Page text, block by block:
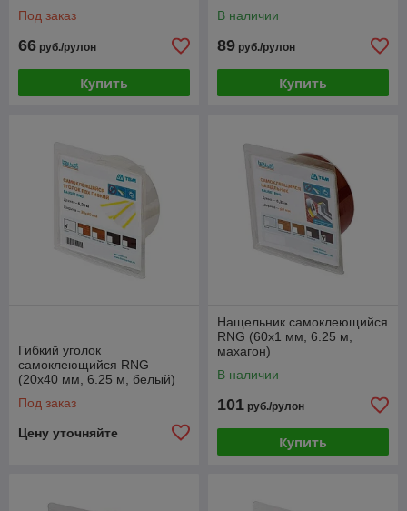
Под заказ
66 руб./рулон
Купить
В наличии
89 руб./рулон
Купить
Гибкий уголок
самоклеющийся RNG
(20х40 мм, 6.25 м, белый)
Под заказ
Цену уточняйте
Нащельник самоклеющийся
RNG (60x1 мм, 6.25 м,
махагон)
В наличии
101 руб./рулон
Купить